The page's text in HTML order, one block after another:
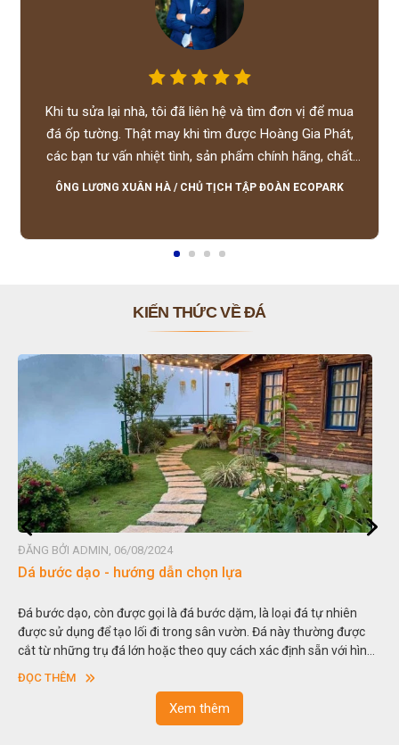
Khi tu sửa lại nhà, tôi đã liên hệ và tìm đơn vị để mua
đá ốp tường. Thật may khi tìm được Hoàng Gia Phát,
các bạn tư vấn nhiệt tình, sản phẩm chính hãng, chất
lượng tốt, giá hợp lý, hỗ trợ tận tình.
ÔNG LƯƠNG XUÂN HÀ / CHỦ TỊCH TẬP ĐOÀN ECOPARK
KIẾN THỨC VỀ ĐÁ
ĐĂNG BỞI ADMIN, 06/08/2024
Đá non bộ - cách lựa chọn non bộ đẹp
Hòn non bộ được biết đến là một nghệ thuật xây dựng, sắp đặt,
thu nhỏ, đưa mô hình những ngọn núi to lớn ngoài tự nhiên vào
trong các vườn cảnh. Hay nói một cách khác, người ta gọi là “giả
sơn”. Nghệ thuật hòn non bộ nhằm phục vụ cho mục đích thưởng
ngoạn và phong thủy trong cuộc sống.
ĐỌC THÊM
Xem thêm